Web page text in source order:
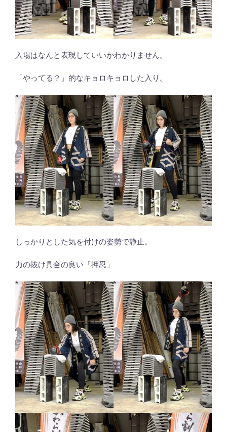
入場はなんと表現していいかわかりません。
「やってる？」的なキョロキョロした入り。
しっかりとした気を付けの姿勢で静止。
力の抜け具合の良い「押忍」